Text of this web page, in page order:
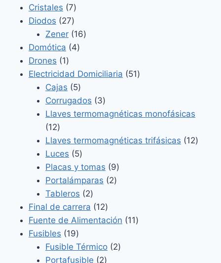
productos
Cristales 77
productos
Diodos 2727
productos
Zener 1616
Domótica 44
Drones 11
producto
Electricidad Domiciliaria 5151
Cajas 55
productos
Corrugados 33
productos
Llaves termomagnéticas monofásicas
1212
productos
Llaves termomagnéticas trifásicas 1212
Luces 55
productos
Placas y tomas 99
productos
Portalámparas 22
Tableros 22
productos
Final de carrera 1212
productos
Fuente de Alimentación 1111
Fusibles 1919
productos
Fusible Térmico 22
Portafusible 22